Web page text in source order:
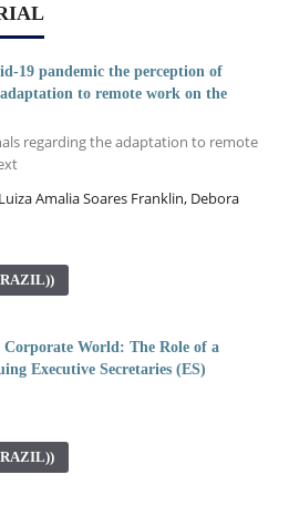
19 pandemic the perception of
to remote work on the
regarding the adaptation to remote
Amalia Soares Franklin, Debora
Corporate World: The Role of a
Executive Secretaries (ES)